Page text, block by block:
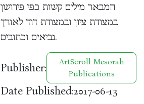
המבאר מילים קשות כפי פירושן
במצודת ציון ובמצודת דוד לאורך
נביאים וכתובים.
Publisher:
ArtScroll Mesorah
Publications
Date Published:2017-06-13